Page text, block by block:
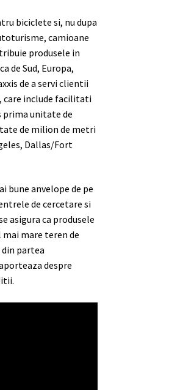
biciclete si, nu dupa
camioane
produsele in
de Sud, Europa,
de a servi clientii
care include facilitati
prima unitate de
de milion de metri
Dallas/Fort
bune anvelope de pe
de cercetare si
asigura ca produsele
mai mare teren de
partea
despre